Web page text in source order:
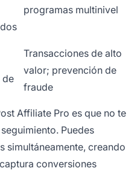
programas multinivel
de
Transacciones de alto
valor; prevención de
fraude
Affiliate Pro es que no te
Puedes
simultáneamente, creando
conversiones